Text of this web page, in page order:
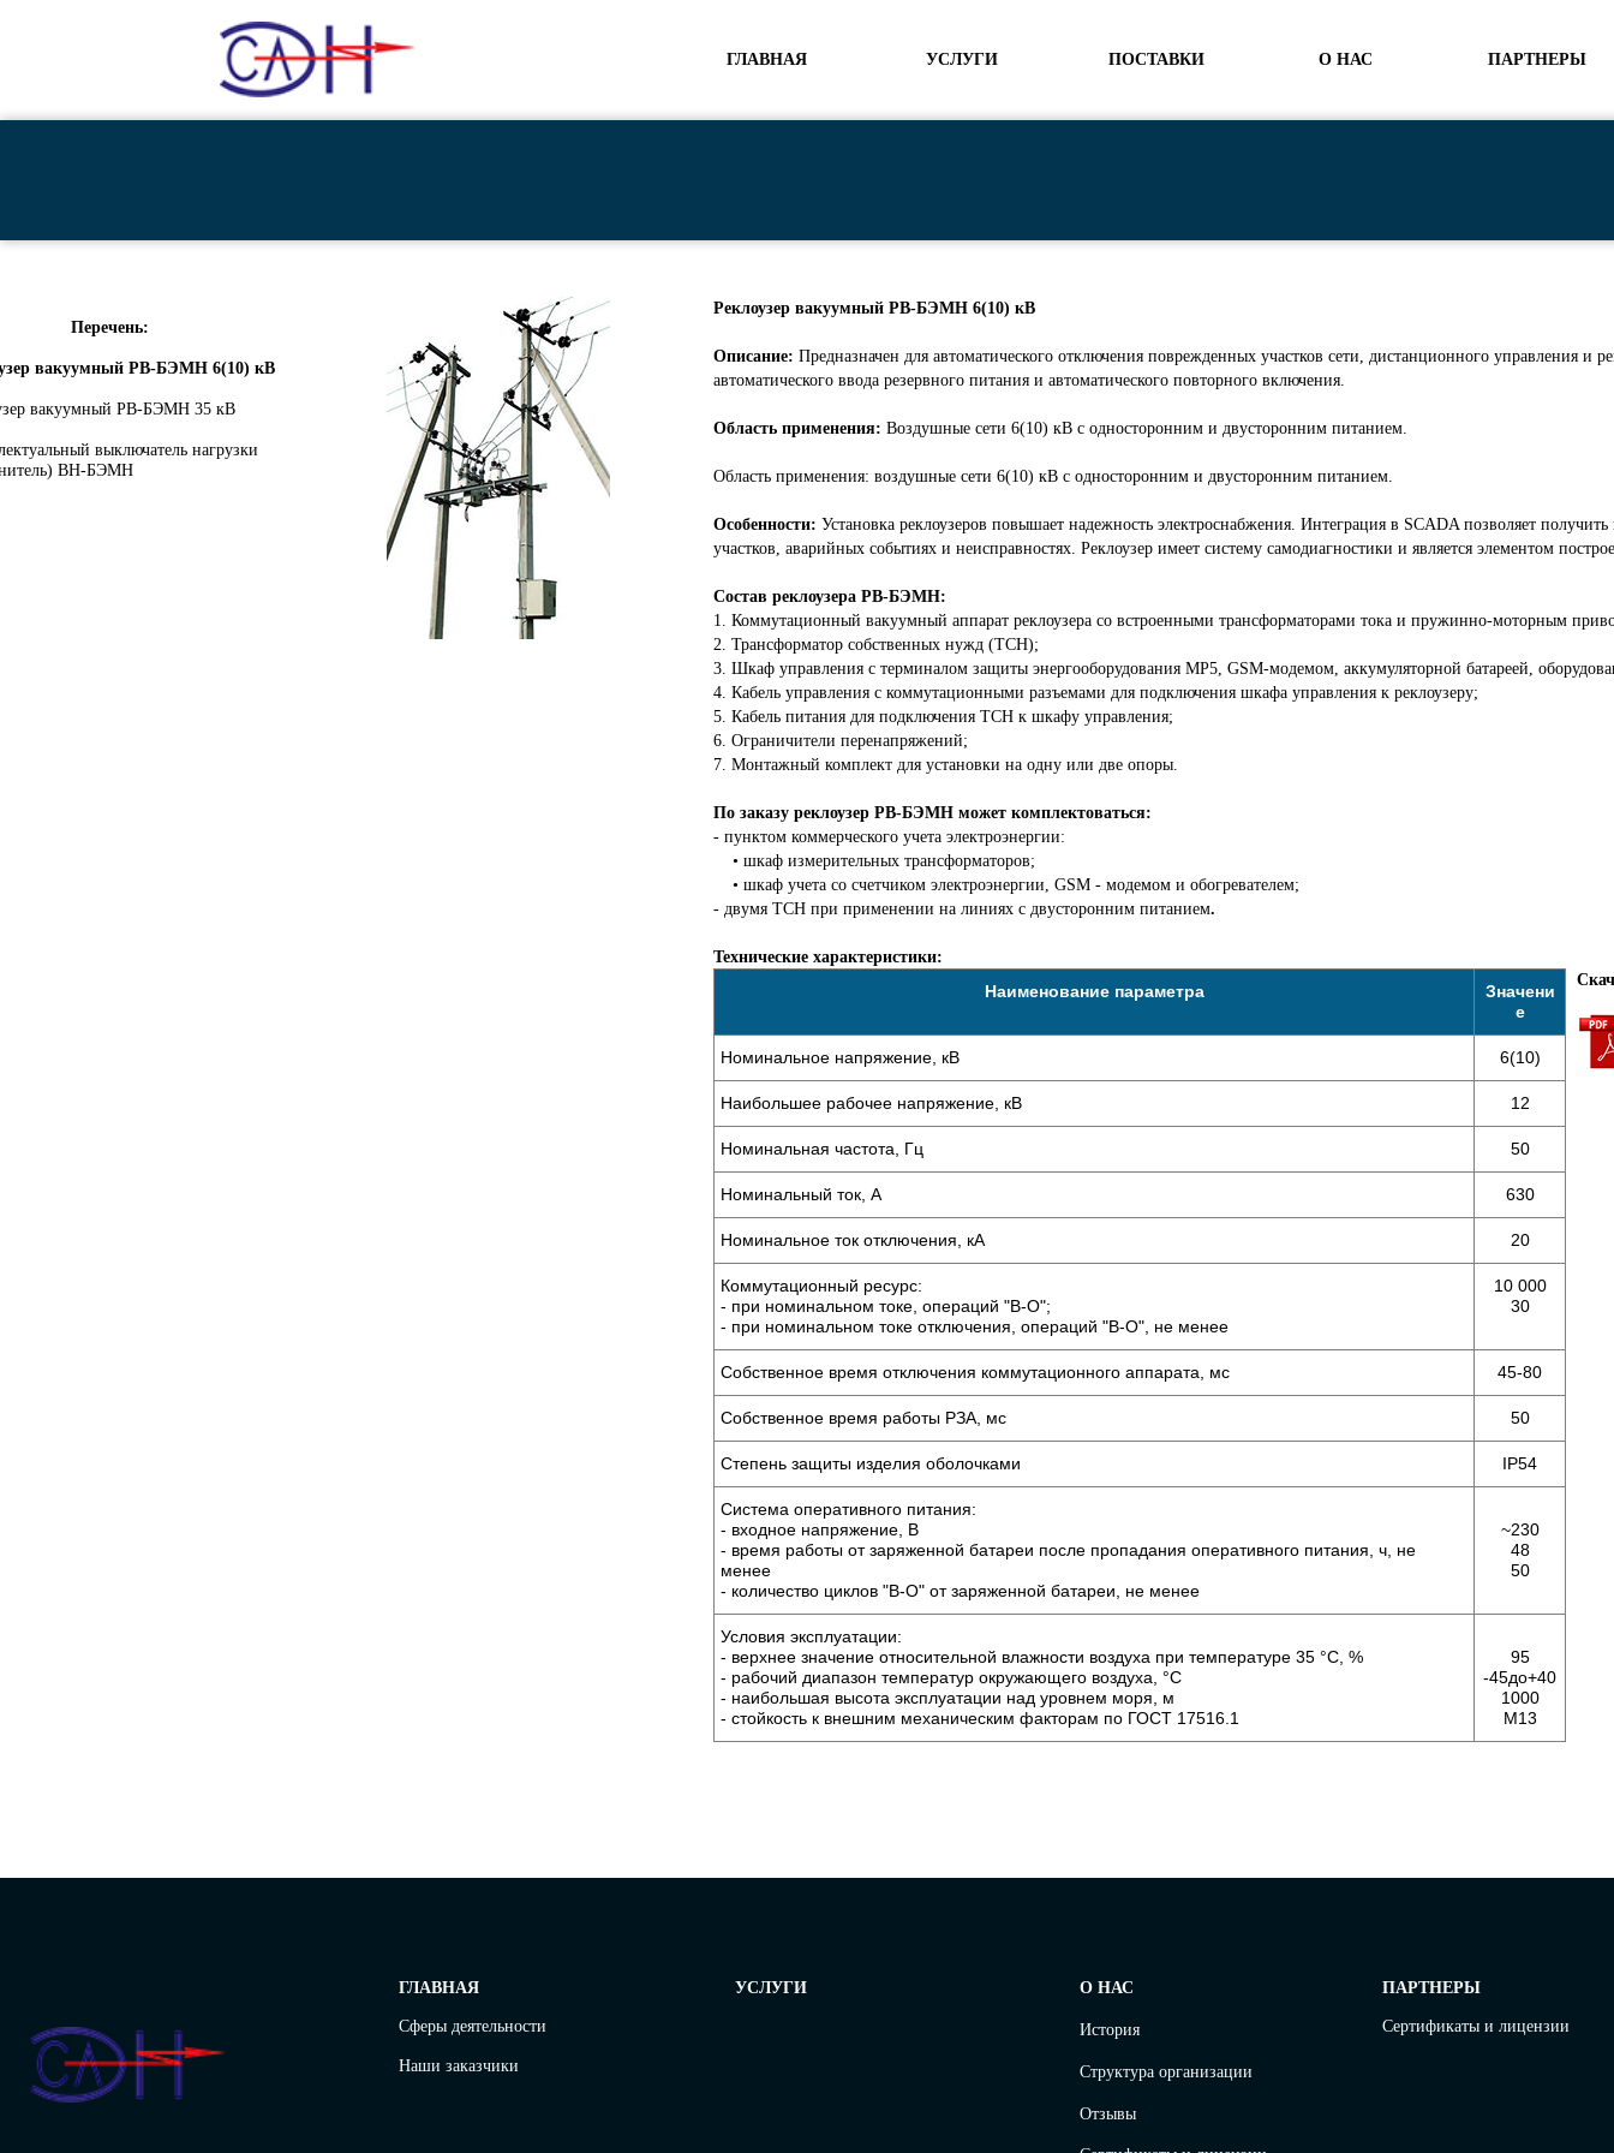
ГЛАВНАЯ УСЛУГИ ПОСТАВКИ О НАС ПАРТНЕРЫ
Перечень:
вакуумный РВ-БЭМН 6(10) кВ
вакуумный РВ-БЭМН 35 кВ
выключатель нагрузки
ВН-БЭМН
Реклоузер вакуумный РВ-БЭМН 6(10) кВ
Описание: Предназначен для автоматического отключения поврежденных участков сети, дистанционного управления и
автоматического ввода резервного питания и автоматического повторного включения.
Область применения: Воздушные сети 6(10) кВ с односторонним и двусторонним питанием.
Область применения: воздушные сети 6(10) кВ с односторонним и двусторонним питанием.
Особенности: Установка реклоузеров повышает надежность электроснабжения. Интеграция в SCADA позволяет
участков, аварийных событиях и неисправностях. Реклоузер имеет систему самодиагностики и является элементом
Состав реклоузера РВ-БЭМН:
1. Коммутационный вакуумный аппарат реклоузера со встроенными трансформаторами тока и пружинно-моторным
2. Трансформатор собственных нужд (ТСН);
3. Шкаф управления с терминалом защиты энергооборудования МР5, GSM-модемом, аккумуляторной батареей,
4. Кабель управления с коммутационными разъемами для подключения шкафа управления к реклоузеру;
5. Кабель питания для подключения ТСН к шкафу управления;
6. Ограничители перенапряжений;
7. Монтажный комплект для установки на одну или две опоры.
По заказу реклоузер РВ-БЭМН может комплектоваться:
- пунктом коммерческого учета электроэнергии:
• шкаф измерительных трансформаторов;
• шкаф учета со счетчиком электроэнергии, GSM - модемом и обогревателем;
- двумя ТСН при применении на линиях с двусторонним питанием.
Технические характеристики:
Наименование параметра
Значени
е
Номинальное напряжение, кВ 6(10)
Наибольшее рабочее напряжение, кВ 12
Номинальная частота, Гц 50
Номинальный ток, А 630
Номинальное ток отключения, кА 20
Коммутационный ресурс:
- при номинальном токе, операций "В-О";
- при номинальном токе отключения, операций "В-О", не менее
10 000
30
Собственное время отключения коммутационного аппарата, мс 45-80
Собственное время работы РЗА, мс 50
Степень защиты изделия оболочками IP54
Система оперативного питания:
- входное напряжение, В
- время работы от заряженной батареи после пропадания оперативного питания, ч, не
менее
- количество циклов "В-О" от заряженной батареи, не менее
~230
48
50
Условия эксплуатации:
- верхнее значение относительной влажности воздуха при температуре 35 °С, %
- рабочий диапазон температур окружающего воздуха, °С
- наибольшая высота эксплуатации над уровнем моря, м
- стойкость к внешним механическим факторам по ГОСТ 17516.1
95
-45до+40
1000
М13
ГЛАВНАЯ
Сферы деятельности
Наши заказчики
УСЛУГИ О НАС
История
Структура организации
Отзывы
ПАРТНЕРЫ
Сертификаты и лицензии